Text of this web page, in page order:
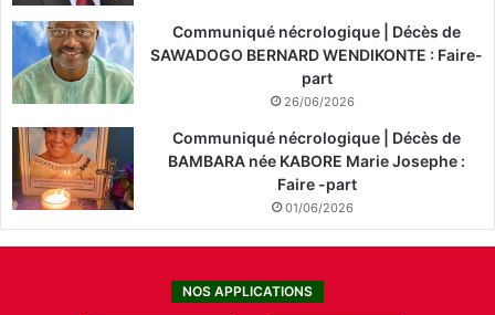
Communiqué nécrologique | Décès de
SAWADOGO BERNARD WENDIKONTE : Faire-
part
26/06/2026
Communiqué nécrologique | Décès de
BAMBARA née KABORE Marie Josephe :
Faire -part
01/06/2026
NOS APPLICATIONS